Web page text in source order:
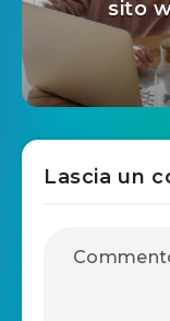
sito
Lascia un